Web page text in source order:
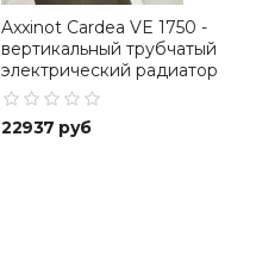
Axxinot Cardea VE 1750 -
вертикальный трубчатый
электрический радиатор
высотой 1750 мм
22937 руб